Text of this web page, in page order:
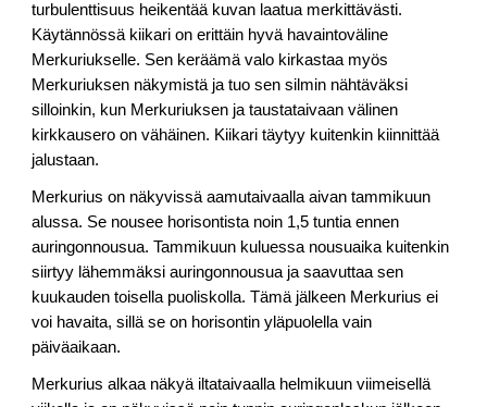
turbulenttisuus heikentää kuvan laatua merkittävästi.
Käytännössä kiikari on erittäin hyvä havaintoväline
Merkuriukselle. Sen keräämä valo kirkastaa myös
Merkuriuksen näkymistä ja tuo sen silmin nähtäväksi
silloinkin, kun Merkuriuksen ja taustataivaan välinen
kirkkausero on vähäinen. Kiikari täytyy kuitenkin kiinnittää
jalustaan.
Merkurius on näkyvissä aamutaivaalla aivan tammikuun
alussa. Se nousee horisontista noin 1,5 tuntia ennen
auringonnousua. Tammikuun kuluessa nousuaika kuitenkin
siirtyy lähemmäksi auringonnousua ja saavuttaa sen
kuukauden toisella puoliskolla. Tämä jälkeen Merkurius ei
voi havaita, sillä se on horisontin yläpuolella vain
päiväaikaan.
Merkurius alkaa näkyä iltataivaalla helmikuun viimeisellä